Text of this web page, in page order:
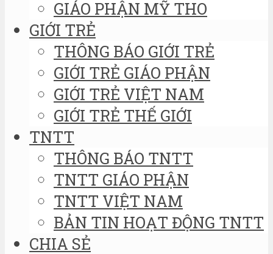
GIÁO PHẬN MỸ THO
GIỚI TRẺ
THÔNG BÁO GIỚI TRẺ
GIỚI TRẺ GIÁO PHẬN
GIỚI TRẺ VIỆT NAM
GIỚI TRẺ THẾ GIỚI
TNTT
THÔNG BÁO TNTT
TNTT GIÁO PHẬN
TNTT VIỆT NAM
BẢN TIN HOẠT ĐỘNG TNTT
CHIA SẺ